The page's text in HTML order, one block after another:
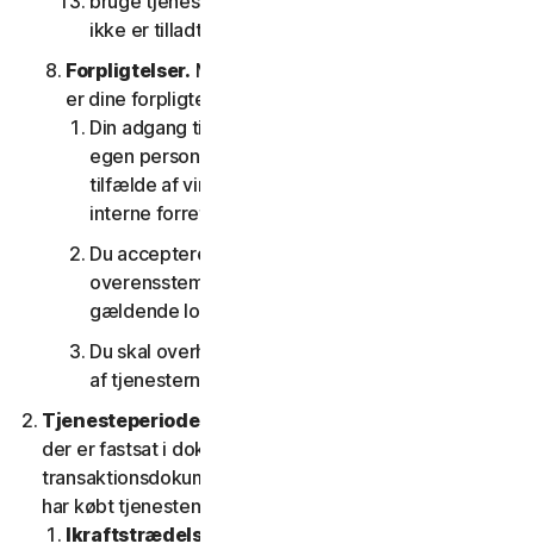
ikke er tilladt i henhold til denne LSA.
Forpligtelser. Med hensyn til brugen af tjenesten
er dine forpligtelser som følger:
Din adgang til forbrugertjenesterne er kun til din
egen personlige brug eller husstandsbrug, eller i
tilfælde af virksomhedstjenester kun til din
interne forretningsbrug;
Du accepterer at bruge tjenesterne i
overensstemmelse med denne LSA og alle
gældende love og regler
Du skal overholde alle tekniske begrænsninger
af tjenesterne og/eller softwaren.
Tjenesteperiode.
der er fastsat i dokumentationen eller i den gældende
transaktionsdokumentation fra den udbyder, som du
har købt tjenesten hos.
Ikraftstrædelsesdato.